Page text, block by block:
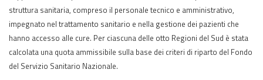
struttura sanitaria, compreso il personale tecnico e amministrativo,
impegnato nel trattamento sanitario e nella gestione dei pazienti che
hanno accesso alle cure. Per ciascuna delle otto Regioni del Sud è stata
calcolata una quota ammissibile sulla base dei criteri di riparto del Fondo
del Servizio Sanitario Nazionale.